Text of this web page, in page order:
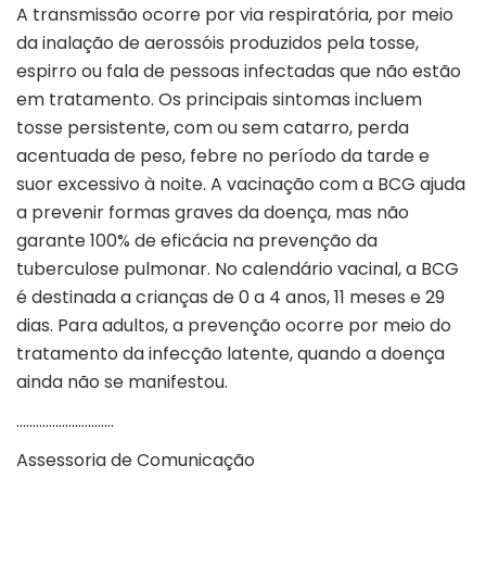
A transmissão ocorre por via respiratória, por meio
da inalação de aerossóis produzidos pela tosse,
espirro ou fala de pessoas infectadas que não estão
em tratamento. Os principais sintomas incluem
tosse persistente, com ou sem catarro, perda
acentuada de peso, febre no período da tarde e
suor excessivo à noite. A vacinação com a BCG ajuda
a prevenir formas graves da doença, mas não
garante 100% de eficácia na prevenção da
tuberculose pulmonar. No calendário vacinal, a BCG
é destinada a crianças de 0 a 4 anos, 11 meses e 29
dias. Para adultos, a prevenção ocorre por meio do
tratamento da infecção latente, quando a doença
ainda não se manifestou.
…………………………
Assessoria de Comunicação